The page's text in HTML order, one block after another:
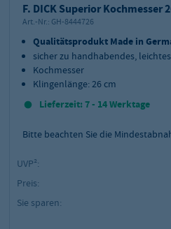
F. DICK Superior Kochmesser
Art.-Nr.: GH-8444726
Qualitätsprodukt Made in
sicher zu handhabendes,
Kochmesser
Klingenlänge: 26 cm
Lieferzeit: 7 - 14 Werktage
Bitte beachten Sie die
UVP²:
Preis:
Sie sparen: